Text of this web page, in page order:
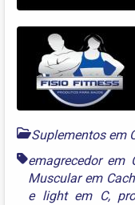
Suplementos em
emagrecedor em
Muscular em
e light em C,